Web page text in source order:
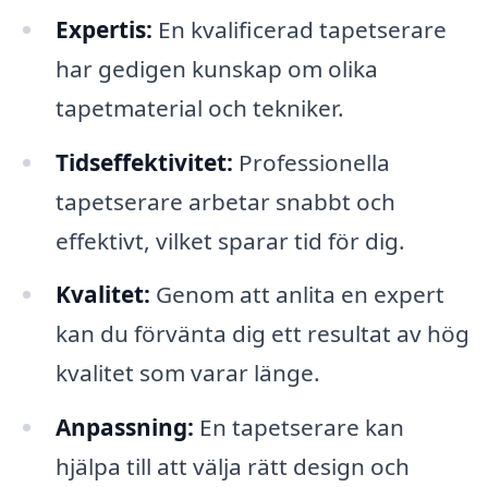
Expertis: En kvalificerad tapetserare
har gedigen kunskap om olika
tapetmaterial och tekniker.
Tidseffektivitet: Professionella
tapetserare arbetar snabbt och
effektivt, vilket sparar tid för dig.
Kvalitet: Genom att anlita en expert
kan du förvänta dig ett resultat av hög
kvalitet som varar länge.
Anpassning: En tapetserare kan
hjälpa till att välja rätt design och